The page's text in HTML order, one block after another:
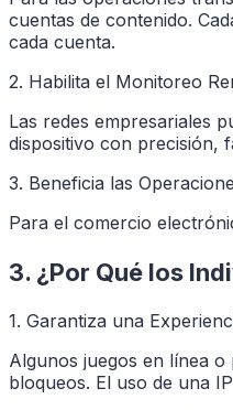
cuentas de contenido.
cada cuenta.
2. Habilita el Monitoreo
Las redes empresariales
dispositivo con precisión,
3. Beneficia las
Para el comercio
3. ¿Por Qué los
1. Garantiza una
Algunos juegos en línea
bloqueos. El uso de una